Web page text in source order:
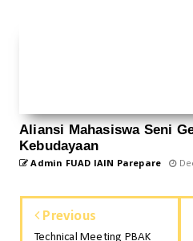
Aliansi Mahasiswa Seni
Kebudayaan
Admin FUAD IAIN Parepare
Previous
Technical Meeting PBAK